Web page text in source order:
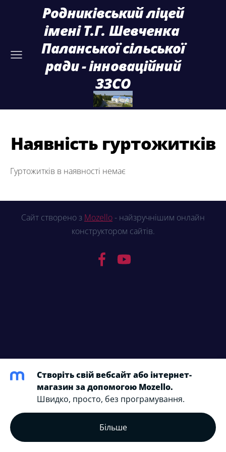
Родниківський ліцей
імені Т.Г. Шевченка
Паланської сільської
ради - інноваційний
ЗЗСО
Наявність гуртожитків
Гуртожитків в наявності немає
Сайт створено з Mozello- найзручнішим онлайн
конструктором сайтів.
Створіть свій вебсайт або інтернет-
магазин за допомогою Mozello.
Швидко, просто, без програмування.
Більше